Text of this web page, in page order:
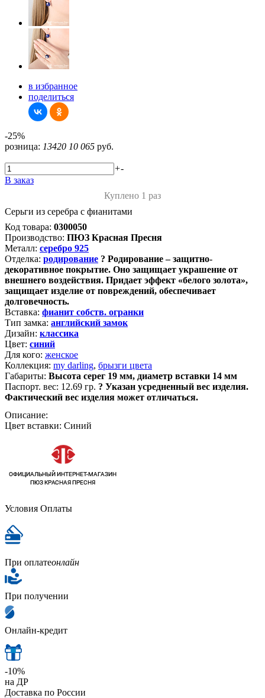
в избранное
поделиться
-25%
розница: 13420 10 065 руб.
+-
В заказ
Куплено 1 раз
Серьги из серебра с фианитами
Код товара: 0300050
Производство: ПЮЗ Красная Пресня
Металл: серебро 925
Отделка: родирование ? Родирование – защитно-
декоративное покрытие. Оно защищает украшение от
внешнего воздействия. Придает эффект «белого золота»,
защищает изделие от повреждений, обеспечивает
долговечность.
Вставка: фианит собств. огранки
Тип замка: английский замок
Дизайн: классика
Цвет: синий
Для кого: женское
Коллекция: my darling, брызги цвета
Габариты: Высота серег 19 мм, диаметр вставки 14 мм
Паспорт. вес: 12.69 гр. ? Указан усредненный вес изделия.
Фактический вес изделия может отличаться.
Описание:
Цвет вставки: Синий
Условия Оплаты
При оплатеонлайн
При получении
Онлайн-кредит
-10%
на ДР
Доставка по России